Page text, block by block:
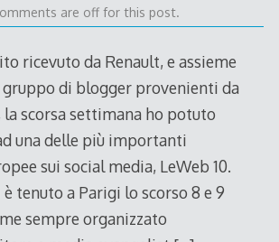
December
2010
are off for this post.
ricevuto da Renault, e assieme
di blogger provenienti da
scorsa settimana ho potuto
una delle più importanti
sui social media, LeWeb 10.
è tenuto a Parigi lo scorso 8 e 9
sempre organizzato